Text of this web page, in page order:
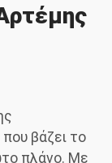
βάζει το
πλάνο. Με